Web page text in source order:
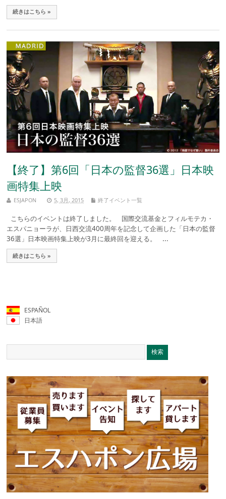
続きはこちら »
【終了】第6回「日本の監督36選」日本映
画特集上映
ESJAPON 5, 3月, 2015 終了イベント一覧
こちらのイベントは終了しました。 国際交流基金とフィルモテカ・
エスパニョーラが、日西交流400周年を記念して企画した「日本の監督
36選」日本映画特集上映が3月に最終回を迎える。 ...
続きはこちら »
ESPAÑOL
日本語